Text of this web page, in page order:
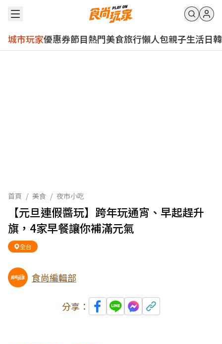
城市玩家優惠券節目熱門美食旅行懶人包親子生活日韓
首頁 / 美食 / 夜市小吃
【元旦連假醬玩】跨年玩通宵、早起趕升
旗，4家早餐讓你補滿元氣
全台
食尚編輯部
分享：